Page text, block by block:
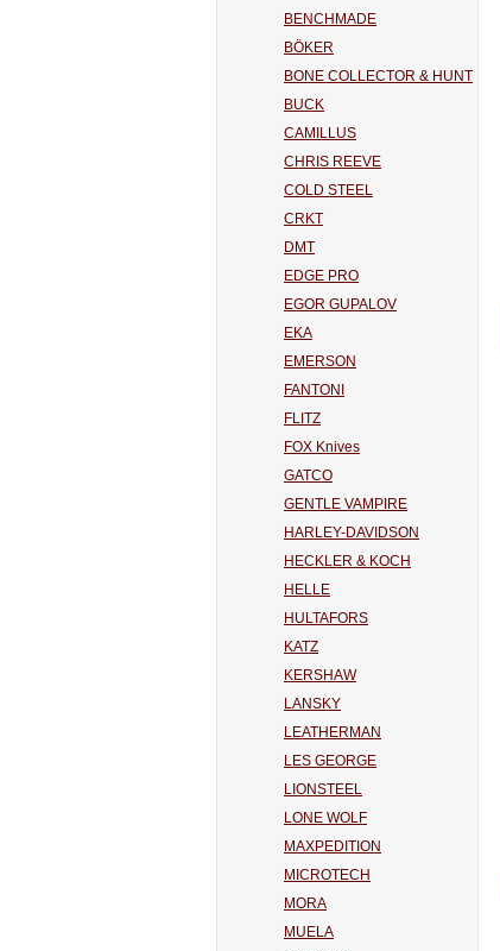
BENCHMADE
BÖKER
BONE COLLECTOR & HUNT
BUCK
CAMILLUS
CHRIS REEVE
COLD STEEL
CRKT
DMT
EDGE PRO
EGOR GUPALOV
EKA
EMERSON
FANTONI
FLITZ
FOX Knives
GATCO
GENTLE VAMPIRE
HARLEY-DAVIDSON
HECKLER & KOCH
HELLE
HULTAFORS
KATZ
KERSHAW
LANSKY
LEATHERMAN
LES GEORGE
LIONSTEEL
LONE WOLF
MAXPEDITION
MICROTECH
MORA
MUELA